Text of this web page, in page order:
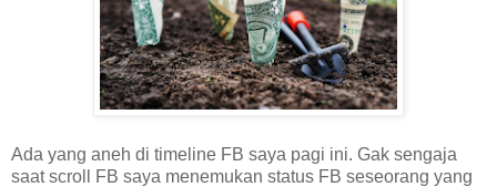
Ada yang aneh di timeline FB saya pagi ini. Gak sengaja
saat scroll FB saya menemukan status FB seseorang yang